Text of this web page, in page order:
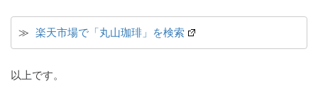
≫ 楽天市場で「丸山珈琲」を検索
以上です。